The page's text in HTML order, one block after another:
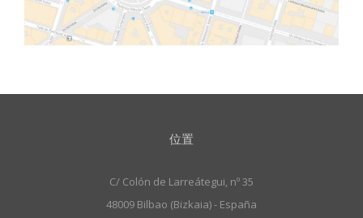
位置
C/ Colón de Larreátegui, nº 35
48009 Bilbao (Bizkaia) - España